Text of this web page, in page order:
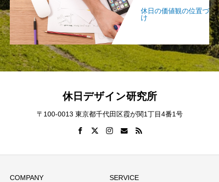
休日の価値観の位置づ
け
休日デザイン研究所
〒100-0013 東京都千代田区霞が関1丁目4番1号
COMPANY SERVICE